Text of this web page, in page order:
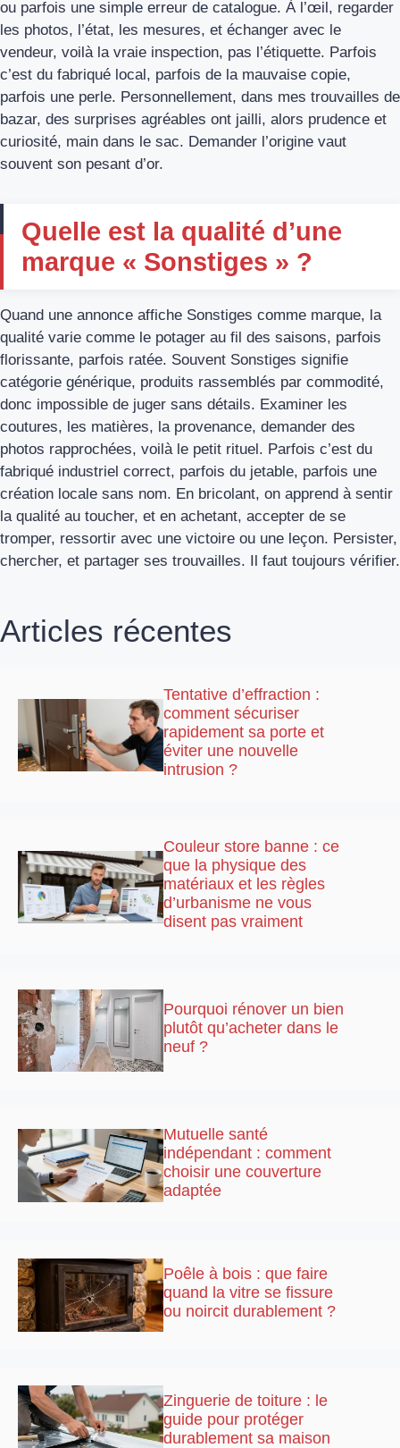
ou parfois une simple erreur de catalogue. À l’œil, regarder
les photos, l’état, les mesures, et échanger avec le
vendeur, voilà la vraie inspection, pas l’étiquette. Parfois
c’est du fabriqué local, parfois de la mauvaise copie,
parfois une perle. Personnellement, dans mes trouvailles de
bazar, des surprises agréables ont jailli, alors prudence et
curiosité, main dans le sac. Demander l’origine vaut
souvent son pesant d’or.
Quelle est la qualité d’une
marque « Sonstiges » ?
Quand une annonce affiche Sonstiges comme marque, la
qualité varie comme le potager au fil des saisons, parfois
florissante, parfois ratée. Souvent Sonstiges signifie
catégorie générique, produits rassemblés par commodité,
donc impossible de juger sans détails. Examiner les
coutures, les matières, la provenance, demander des
photos rapprochées, voilà le petit rituel. Parfois c’est du
fabriqué industriel correct, parfois du jetable, parfois une
création locale sans nom. En bricolant, on apprend à sentir
la qualité au toucher, et en achetant, accepter de se
tromper, ressortir avec une victoire ou une leçon. Persister,
chercher, et partager ses trouvailles. Il faut toujours vérifier.
Articles récentes
Tentative d’effraction :
comment sécuriser
rapidement sa porte et
éviter une nouvelle
intrusion ?
Couleur store banne : ce
que la physique des
matériaux et les règles
d’urbanisme ne vous
disent pas vraiment
Pourquoi rénover un bien
plutôt qu’acheter dans le
neuf ?
Mutuelle santé
indépendant : comment
choisir une couverture
adaptée
Poêle à bois : que faire
quand la vitre se fissure
ou noircit durablement ?
Zinguerie de toiture : le
guide pour protéger
durablement sa maison